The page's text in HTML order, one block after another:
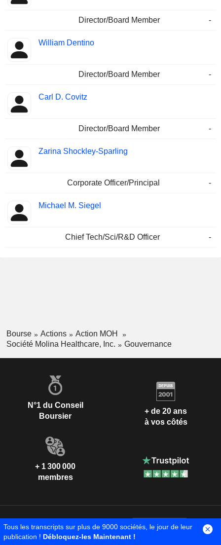
Director/Board Member -
William Dentino
Director/Board Member -
Carl D. Covitz
Director/Board Member -
Zarina Shockley-Sparling
Corporate Officer/Principal -
Michael M. Siegel
Chief Tech/Sci/R&D Officer -
Bourse Actions
Action MOH
Société Molina Healthcare, Inc.
Gouvernance
N°1 du Conseil
Boursier
+ de 20 ans
à vos côtés
+ 1 300 000
membres
Tous les transcripts sur plus de 9000 sociétés, le jour de leur
publication ! Débloquez-les Maintenant !